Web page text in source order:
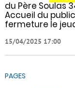
du Père Soulas
Accueil du
fermeture le
15/04/2025 17:00
PAGES